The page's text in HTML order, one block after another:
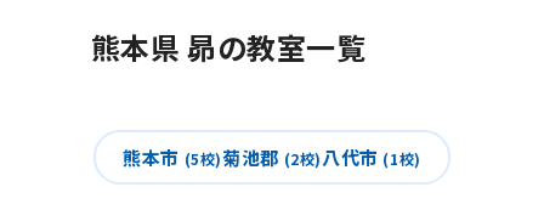
熊本県 昴の教室一覧
熊本市 (5校)菊池郡 (2校)八代市 (1校)